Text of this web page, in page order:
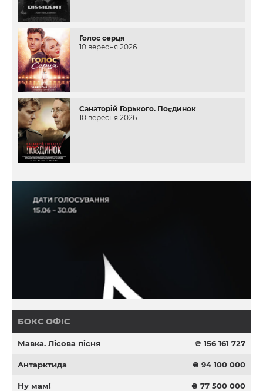
Голос серця
10 вересня 2026
Санаторій Горького. Поєдинок
10 вересня 2026
БОКС ОФІС
Мавка. Лісова пісня ₴ 156 161 727
Антарктида ₴ 94 100 000
Ну мам! ₴ 77 500 000